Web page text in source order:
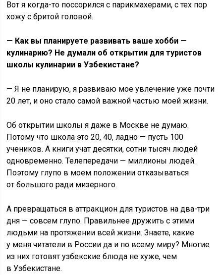
Вот я когда-то поссорился с парикмахерами, с тех пор
хожу с бритой головой.
— Как вы планируете развивать ваше хобби —
кулинарию? Не думали об открытии для туристов
школы кулинарии в Узбекистане?
— Я не планирую, я развиваю мое увлечение уже почти
20 лет, и оно стало самой важной частью моей жизни.
Об открытии школы я даже в Москве не думаю.
Потому что школа это 20, 40, ладно — пусть 100
учеников. А книги учат десятки, сотни тысяч людей
одновременно. Телепередачи — миллионы людей.
Поэтому глупо в моем положении отказываться
от большого ради мизерного.
А превращаться в аттракцион для туристов на два-три
дня — совсем глупо. Правильнее дружить с этими
людьми на протяжении всей жизни. Знаете, какие
у меня читатели в России да и по всему миру? Многие
из них готовят узбекские блюда не хуже, чем
в Узбекистане.